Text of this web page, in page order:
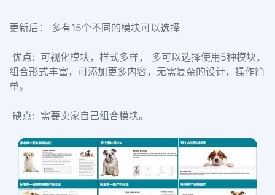
更新后： 多有15个不同的模块可以选择
优点: 可视化模块，样式多样， 多可以选择使用5种模块，
组合形式丰富，可添加更多内容，无需复杂的设计，操作简
单。
缺点: 需要卖家自己组合模块。